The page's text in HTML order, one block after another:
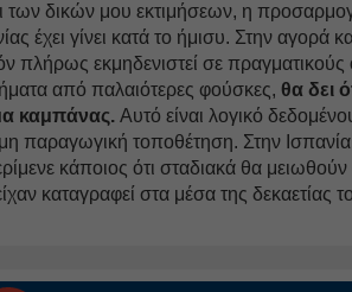
των δικών μου εκτιμήσεων, η
έχει γίνει κατά το ήμισυ. Στην
πλήρως εκμηδενιστεί σε πραγματικούς
από παλαιότερες φούσκες, θα δει
καμπάνας.Αυτό είναι λογικό
μη παραγωγική τοποθέτηση. Στην
κάποιος ότι σταδιακά θα
καταγραφεί στα μέσα της δεκαετίας